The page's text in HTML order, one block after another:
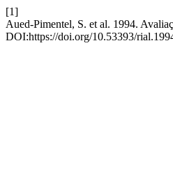
[1]
Aued-Pimentel, S. et al. 1994.
DOI:https://doi.org/10.53393/